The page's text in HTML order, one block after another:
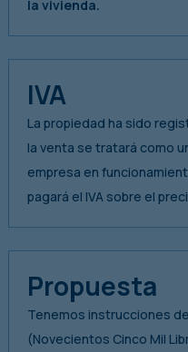
la vivienda.
IVA
La propiedad ha sido
la venta se tratará como
empresa en
pagará el IVA sobre el
Propuesta
Tenemos instrucciones
(Novecientos Cinco Mil